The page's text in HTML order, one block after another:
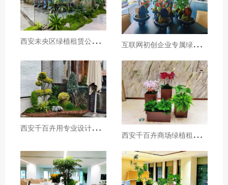
西
安未央区绿植租赁公司推荐，西安千百卉打造未央区甲级写字楼专属绿植景观 互
联网初创企业专属绿植租摆，西安办公室绿植租赁源头厂家
西
安千百卉用专业设计打造城市楼顶花园新地标，西安绿植租赁公司推荐 西
安千百卉商场绿植租摆一站式服务,用绿意重塑商业空间